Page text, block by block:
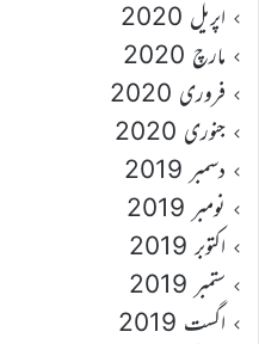
اپریل 2020
مارچ 2020
فروری 2020
جنوری 2020
دسمبر 2019
نومبر 2019
اکتوبر 2019
ستمبر 2019
اگست 2019